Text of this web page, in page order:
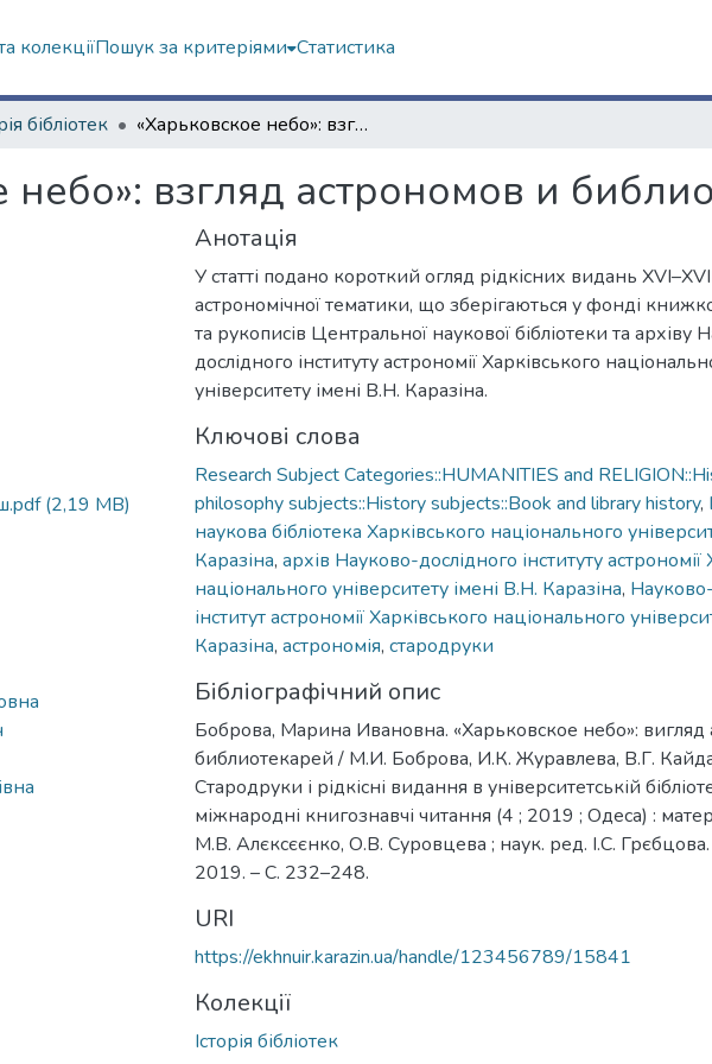
колекціїПошук за критеріями Статистика
бібліотек «Харьковское небо»: взгляд астрономов и библиотекарей
небо»: взгляд астрономов и
(2,19 MB)
Анотація
У статті подано короткий огляд рідкісних видань
астрономічної тематики, що зберігаються у фонді
та рукописів Центральної наукової бібліотеки та архіву
дослідного інституту астрономії Харківського
університету імені В.Н. Каразіна.
Ключові слова
Research Subject Categories::HUMANITIES and
philosophy subjects::History subjects::Book and library history,
наукова бібліотека Харківського національного
Каразіна, архів Науково-дослідного інституту астрономії
національного університету імені В.Н. Каразіна,
інститут астрономії Харківського національного
Каразіна, астрономія, стародруки
Бібліографічний опис
Боброва, Марина Ивановна. «Харьковское небо»: вигляд
библиотекарей / М.И. Боброва, И.К. Журавлева, В.Г.
Стародруки і рідкісні видання в університетській
міжнародні книгознавчі читання (4 ; 2019 ; Одеса) :
М.В. Алєксєєнко, О.В. Суровцева ; наук. ред. І.С.
2019. – С. 232–248.
URI
https://ekhnuir.karazin.ua/handle/123456789/15841
Колекції
Історія бібліотек